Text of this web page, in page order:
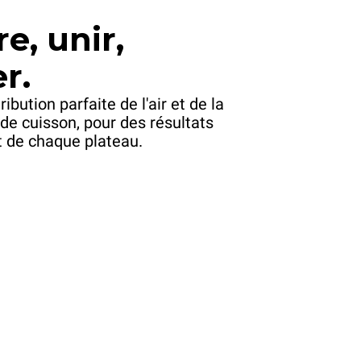
unir,
parfaite de l'air et de la
cuisson, pour des résultats
chaque plateau.